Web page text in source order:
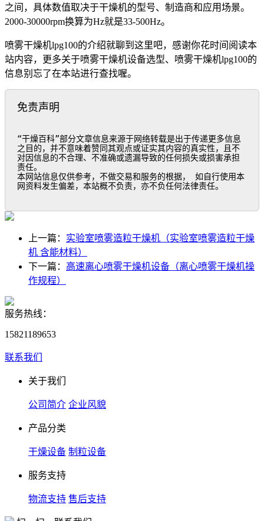
之间，具体数值取决于干燥机的型号、制造商和应用场景。
2000-30000rpm换算为Hz就是33-500Hz。
喷雾干燥机lpg100的介绍就聊到这里吧，感谢你花时间阅读本
站内容，更多关于喷雾干燥机设备选型、喷雾干燥机lpg100的
信息别忘了在本站进行查找喔。
免责声明
“干燥百科”部分文章信息来源于网络转载是出于传递更多信息
之目的，并不意味着赞同其观点或证实其内容的真实性，且不
对因信息的不合理、不准确或遗漏导致的任何损失或损害承担
责任。
本网站信息仅供参考，不做交易和服务的根据， 如自行使用本
网资料发生偏差，本站概不负责，亦不负任何法律责任。
上一篇： 实验室喷雾造粒干燥机（实验室喷雾造粒干燥
机 含能材料）
下一篇： 高速离心喷雾干燥机设备（离心喷雾干燥机操
作规程）
服务热线：
15821189653
联系我们
关于我们
公司简介 企业风貌
产品分类
干燥设备 制粒设备
服务支持
物流支持 售后支持